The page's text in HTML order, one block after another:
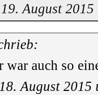
August
war auch so
August 2015